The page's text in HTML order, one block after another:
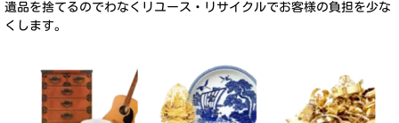
遺品を捨てるのでわなくリユース・リサイクルでお客様の負担を少な
くします。